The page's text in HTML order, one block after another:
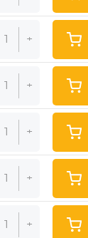
+
+
+
+
+